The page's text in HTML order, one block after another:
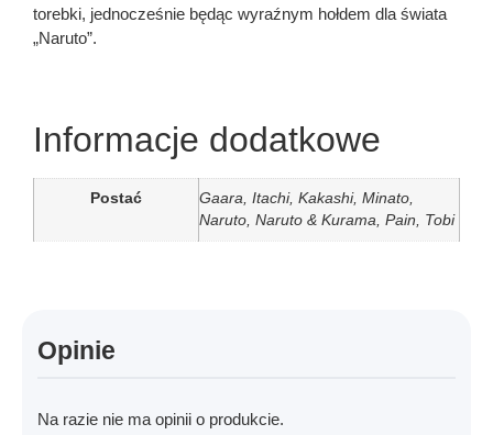
torebki, jednocześnie będąc wyraźnym hołdem dla świata
„Naruto”.
Informacje dodatkowe
Postać
Gaara, Itachi, Kakashi, Minato,
Naruto, Naruto & Kurama, Pain, Tobi
Opinie
Na razie nie ma opinii o produkcie.